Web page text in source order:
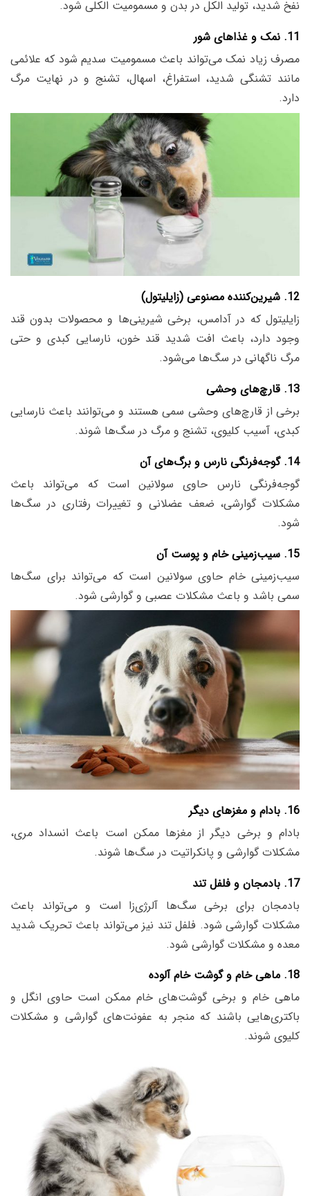
نفخ شدید، تولید الکل در بدن و مسمومیت الکلی شود.
11. نمک و غذاهای شور
مصرف زیاد نمک می‌تواند باعث مسمومیت سدیم شود که علائمی
مانند تشنگی شدید، استفراغ، اسهال، تشنج و در نهایت مرگ
دارد.
12. شیرین‌کننده مصنوعی (زایلیتول)
زایلیتول که در آدامس، برخی شیرینی‌ها و محصولات بدون قند
وجود دارد، باعث افت شدید قند خون، نارسایی کبدی و حتی
مرگ ناگهانی در سگ‌ها می‌شود.
13. قارچ‌های وحشی
برخی از قارچ‌های وحشی سمی هستند و می‌توانند باعث نارسایی
کبدی، آسیب کلیوی، تشنج و مرگ در سگ‌ها شوند.
14. گوجه‌فرنگی نارس و برگ‌های آن
گوجه‌فرنگی نارس حاوی سولانین است که می‌تواند باعث
مشکلات گوارشی، ضعف عضلانی و تغییرات رفتاری در سگ‌ها
شود.
15. سیب‌زمینی خام و پوست آن
سیب‌زمینی خام حاوی سولانین است که می‌تواند برای سگ‌ها
سمی باشد و باعث مشکلات عصبی و گوارشی شود.
16. بادام و مغزهای دیگر
بادام و برخی دیگر از مغزها ممکن است باعث انسداد مری،
مشکلات گوارشی و پانکراتیت در سگ‌ها شوند.
17. بادمجان و فلفل تند
بادمجان برای برخی سگ‌ها آلرژی‌زا است و می‌تواند باعث
مشکلات گوارشی شود. فلفل تند نیز می‌تواند باعث تحریک شدید
معده و مشکلات گوارشی شود.
18. ماهی خام و گوشت خام آلوده
ماهی خام و برخی گوشت‌های خام ممکن است حاوی انگل و
باکتری‌هایی باشند که منجر به عفونت‌های گوارشی و مشکلات
کلیوی شوند.